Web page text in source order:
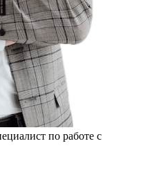
по работе с